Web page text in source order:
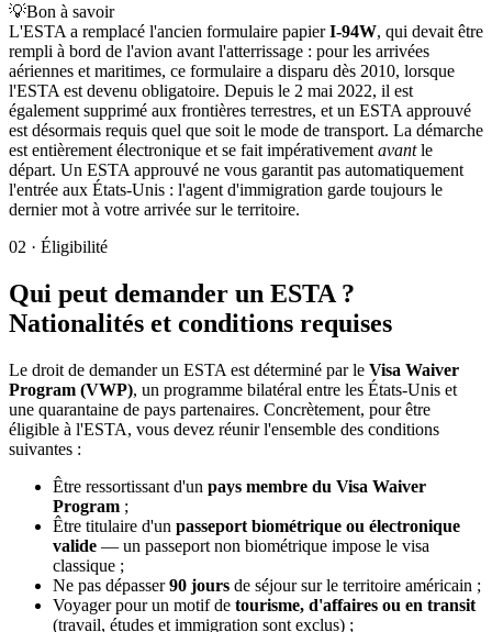
💡Bon à savoir
L'ESTA a remplacé l'ancien formulaire papierI-94W, qui devait être
rempli à bord de l'avion avant l'atterrissage : pour les arrivées
aériennes et maritimes, ce formulaire a disparu dès 2010, lorsque
l'ESTA est devenu obligatoire. Depuis le 2 mai 2022, il est
également supprimé aux frontières terrestres, et un ESTA approuvé
est désormais requis quel que soit le mode de transport. La démarche
est entièrement électronique et se fait impérativement avantle
départ. Un ESTA approuvé ne vous garantit pas automatiquement
l'entrée aux États-Unis : l'agent d'immigration garde toujours le
dernier mot à votre arrivée sur le territoire.
02 · Éligibilité
Qui peut demander un ESTA ?
Nationalités et conditions requises
Le droit de demander un ESTA est déterminé par le Visa Waiver
Program (VWP), un programme bilatéral entre les États-Unis et
une quarantaine de pays partenaires. Concrètement, pour être
éligible à l'ESTA, vous devez réunir l'ensemble des conditions
suivantes :
Être ressortissant d'un pays membre du Visa Waiver
Program ;
Être titulaire d'un passeport biométrique ou électronique
valide — un passeport non biométrique impose le visa
classique ;
Ne pas dépasser90 jours de séjour sur le territoire américain ;
Voyager pour un motif de tourisme, d'affaires ou en transit
(travail, études et immigration sont exclus) ;